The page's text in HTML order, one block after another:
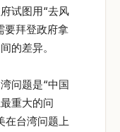
试图用“去风
要拜登政府拿
的差异。
问题是“中国
重大的问
在台湾问题上